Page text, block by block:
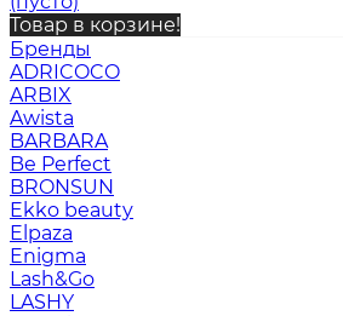
Товар в корзине!
Бренды
ADRICOCO
ARBIX
Awista
BARBARA
Be Perfect
BRONSUN
Ekko beauty
Elpaza
Enigma
Lash&Go
LASHY